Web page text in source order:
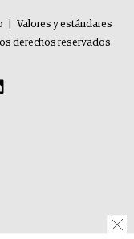
Valores y estándares
derechos reservados.